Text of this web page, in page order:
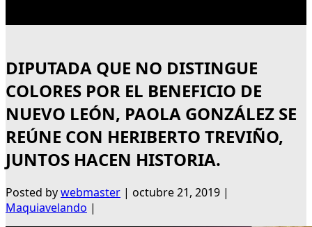
DIPUTADA QUE NO DISTINGUE
COLORES POR EL BENEFICIO DE
NUEVO LEÓN, PAOLA GONZÁLEZ SE
REÚNE CON HERIBERTO TREVIÑO,
JUNTOS HACEN HISTORIA.
Posted bywebmaster | octubre 21, 2019 |
Maquiavelando |